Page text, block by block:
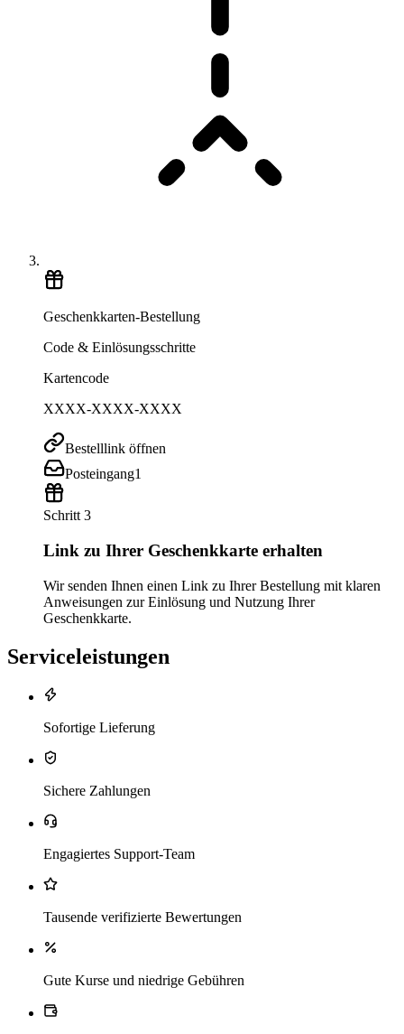
Geschenkkarten-Bestellung
Code & Einlösungsschritte
Kartencode
XXXX-XXXX-XXXX
Bestelllink öffnen
Posteingang1
Schritt 3
Link zu Ihrer Geschenkkarte erhalten
Wir senden Ihnen einen Link zu Ihrer Bestellung mit klaren
Anweisungen zur Einlösung und Nutzung Ihrer
Geschenkkarte.
Serviceleistungen
Sofortige Lieferung
Sichere Zahlungen
Engagiertes Support-Team
Tausende verifizierte Bewertungen
Gute Kurse und niedrige Gebühren